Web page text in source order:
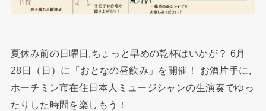
夏休み前の日曜日,ちょっと早めの乾杯はいかが？ 6月
28日（日）に「おとなの昼飲み」を開催！ お酒片手に,
ホーチミン市在住日本人ミュージシャンの生演奏でゆっ
たりした時間を楽しもう！